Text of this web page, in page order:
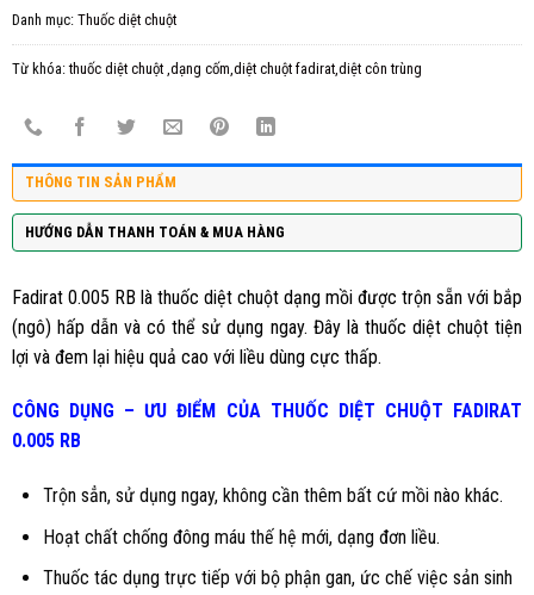
Danh mục: Thuốc diệt chuột
Từ khóa:thuốc diệt chuột ,dạng cốm,diệt chuột fadirat,diệt côn trùng
THÔNG TIN SẢN PHẨM
HƯỚNG DẪN THANH TOÁN & MUA HÀNG
Fadirat 0.005 RB là thuốc diệt chuột dạng mồi được trộn sẵn với bắp
(ngô) hấp dẫn và có thể sử dụng ngay. Đây là thuốc diệt chuột tiện
lợi và đem lại hiệu quả cao với liều dùng cực thấp.
CÔNG DỤNG – ƯU ĐIỂM CỦA THUỐC DIỆT CHUỘT
FADIRAT
0.005 RB
Trộn sẳn, sử dụng ngay, không cần thêm bất cứ mồi nào khác.
Hoạt chất chống đông máu thế hệ mới, dạng đơn liều.
Thuốc tác dụng trực tiếp với bộ phận gan, ức chế việc sản sinh